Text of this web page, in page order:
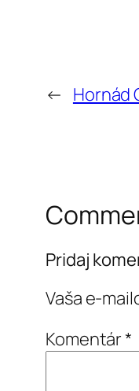
← Hornád
Pridaj
Vaša e-
Komentár*